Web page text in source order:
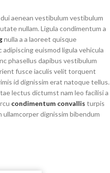
aenean vestibulum vestibulum
nullam. Ligula condimentum a
nulla a a laoreet quisque
adipiscing euismod ligula vehicula
phasellus dapibus vestibulum
fusce iaculis velit torquent
id dignissim erat natoque tellus.
lectus dictumst nam leo facilisi a
condimentum convallis turpis
dignissim bibendum